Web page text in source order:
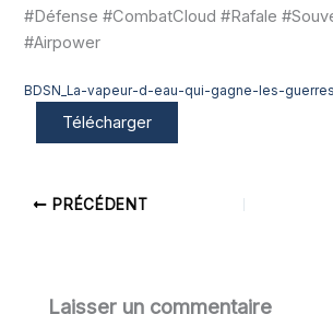
#Défense #CombatCloud #Rafale
#Airpower
BDSN_La-vapeur-d-eau-qui-gagne-les-
Télécharger
PRÉCÉDENT
Laisser un commentaire